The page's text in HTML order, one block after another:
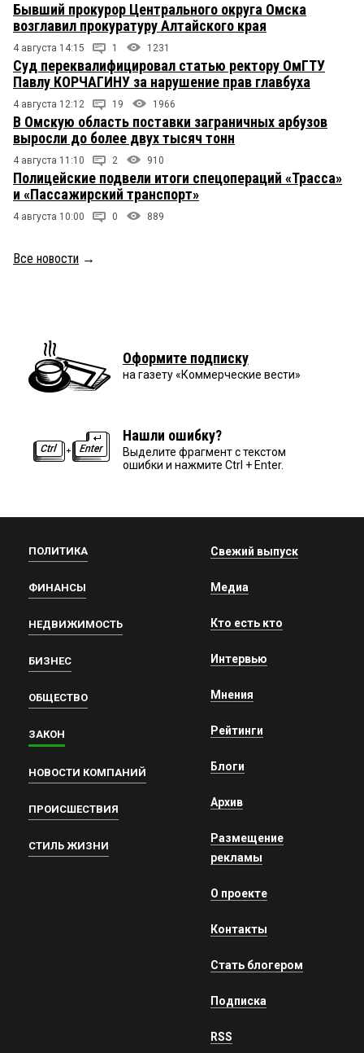
Бывший прокурор Центрального округа Омска
возглавил прокуратуру Алтайского края
4 августа 14:15 1 1231
Суд переквалифицировал статью ректору ОмГТУ
Павлу КОРЧАГИНУ за нарушение прав главбуха
4 августа 12:12 19 1966
В Омскую область поставки заграничных арбузов
выросли до более двух тысяч тонн
4 августа 11:10 2 910
Полицейские подвели итоги спецопераций «Трасса»
и «Пассажирский транспорт»
4 августа 10:00 0 889
Все новости →
Оформите подписку
на газету «Коммерческие вести»
Нашли ошибку?
Выделите фрагмент с текстом
ошибки и нажмите Ctrl + Enter.
ПОЛИТИКА
ФИНАНСЫ
НЕДВИЖИМОСТЬ
БИЗНЕС
ОБЩЕСТВО
ЗАКОН
НОВОСТИ КОМПАНИЙ
ПРОИСШЕСТВИЯ
СТИЛЬ ЖИЗНИ
Свежий выпуск
Медиа
Кто есть кто
Интервью
Мнения
Рейтинги
Блоги
Архив
Размещение
рекламы
О проекте
Контакты
Стать блогером
Подписка
RSS